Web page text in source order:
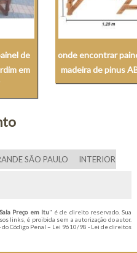
de
em
onde encontrar
madeira de pinus
SÃO PAULO INTERIOR
Preço em Itu" é de direito reservado. Sua
links, é proibida sem a autorização do autor.
Código Penal – Lei 9610/98 - Lei de direitos